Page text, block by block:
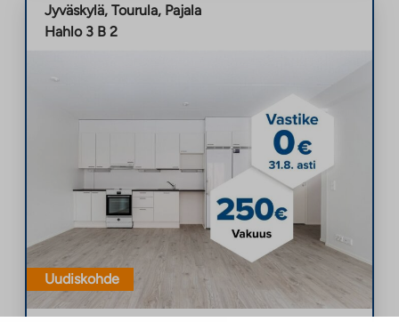
Jyväskylä, Tourula, Pajala
Hahlo 3 B 2
Uudiskohde